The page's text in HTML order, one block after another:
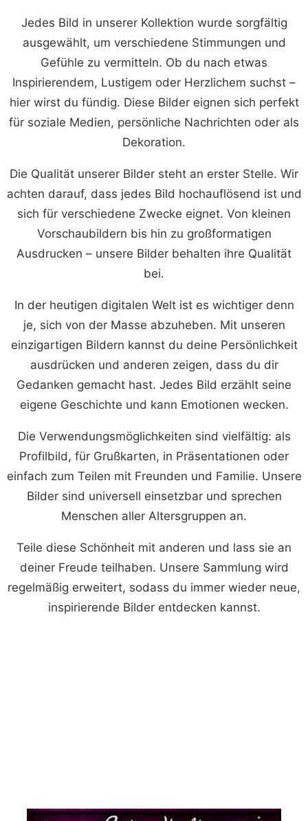
Jedes Bild in unserer Kollektion wurde sorgfältig
ausgewählt, um verschiedene Stimmungen und
Gefühle zu vermitteln. Ob du nach etwas
Inspirierendem, Lustigem oder Herzlichem suchst –
hier wirst du fündig. Diese Bilder eignen sich perfekt
für soziale Medien, persönliche Nachrichten oder als
Dekoration.
Die Qualität unserer Bilder steht an erster Stelle. Wir
achten darauf, dass jedes Bild hochauflösend ist und
sich für verschiedene Zwecke eignet. Von kleinen
Vorschaubildern bis hin zu großformatigen
Ausdrucken – unsere Bilder behalten ihre Qualität
bei.
In der heutigen digitalen Welt ist es wichtiger denn
je, sich von der Masse abzuheben. Mit unseren
einzigartigen Bildern kannst du deine Persönlichkeit
ausdrücken und anderen zeigen, dass du dir
Gedanken gemacht hast. Jedes Bild erzählt seine
eigene Geschichte und kann Emotionen wecken.
Die Verwendungsmöglichkeiten sind vielfältig: als
Profilbild, für Grußkarten, in Präsentationen oder
einfach zum Teilen mit Freunden und Familie. Unsere
Bilder sind universell einsetzbar und sprechen
Menschen aller Altersgruppen an.
Teile diese Schönheit mit anderen und lass sie an
deiner Freude teilhaben. Unsere Sammlung wird
regelmäßig erweitert, sodass du immer wieder neue,
inspirierende Bilder entdecken kannst.